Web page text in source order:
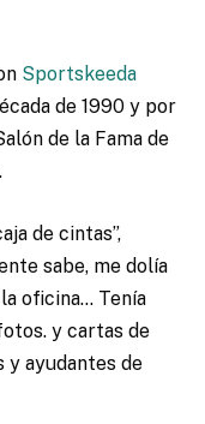
Sportskeeda
de 1990 y por
de la Fama de
de cintas”,
sabe, me dolía
oficina… Tenía
y cartas de
y ayudantes de